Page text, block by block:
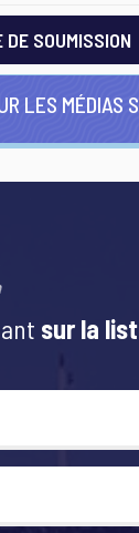
DE SOUMISSION
LES MÉDIAS
sur la